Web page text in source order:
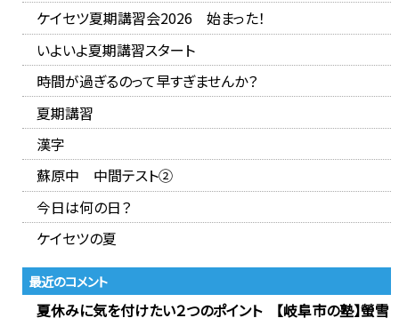
ケイセツ夏期講習会2026 始まった！
いよいよ夏期講習スタート
時間が過ぎるのって早すぎませんか？
夏期講習
漢字
蘇原中 中間テスト②
今日は何の日？
ケイセツの夏
最近のコメント
夏休みに気を付けたい２つのポイント 【岐阜市の塾】螢雪